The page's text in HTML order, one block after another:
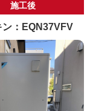
施工後
ン：EQN37VFV